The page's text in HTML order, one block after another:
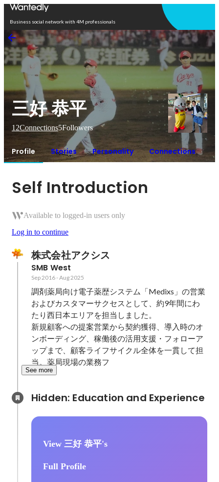
Business social network with 4M professionals
三好 恭平
12Connections5Followers
Profile Stories Personality Connections
Self Introduction
Available to logged-in users only
Log in to continue
株式会社アクシス
SMB West
Sep 2016-Aug 2025
調剤薬局向け電子薬歴システム「Medixs」の営業
およびカスタマーサクセスとして、約9年間にわ
たり西日本エリアを担当しました。
新規顧客への提案営業から契約獲得、導入時のオ
ンボーディング、稼働後の活用支援・フォローア
ップまで、顧客ライフサイクル全体を一貫して担
当。薬局現場の業務フ
See more
View 三好 恭平's
Full Profile